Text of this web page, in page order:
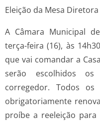
Eleição da Mesa
A Câmara Municipal
terça-feira (16), às
que vai comandar a
serão escolhidos
corregedor. Todos
obrigatoriamente
proíbe a reeleição